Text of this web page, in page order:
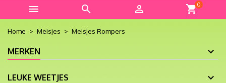
   shopping_cart0
Home Meisjes Meisjes Rompers
MERKEN
LEUKE WEETJES